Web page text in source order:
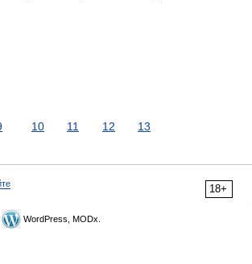
10 11 12 13
18+
WordPress, MODx.